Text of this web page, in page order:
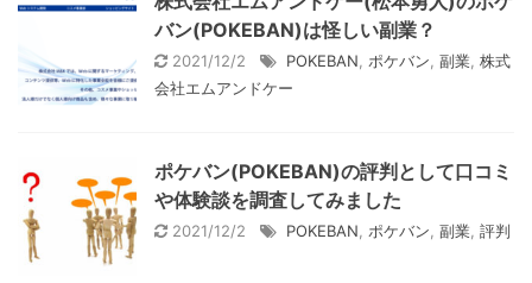
バン(POKEBAN)は怪しい副業？
2021/12/2 POKEBAN ポケバン 副業 株式
会社エムアンドケー
ポケバン(POKEBAN)の評判として口コミ
や体験談を調査してみました
2021/12/2 POKEBAN ポケバン 副業 評判